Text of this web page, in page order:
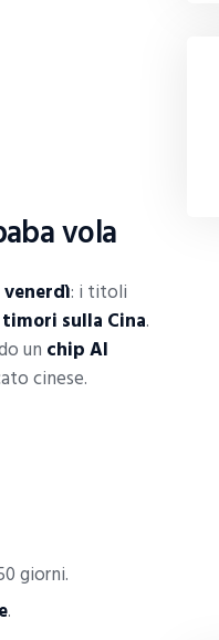
vola
venerdì: i titoli
timori sulla Cina.
un chip AI
cinese.
giorni.
.